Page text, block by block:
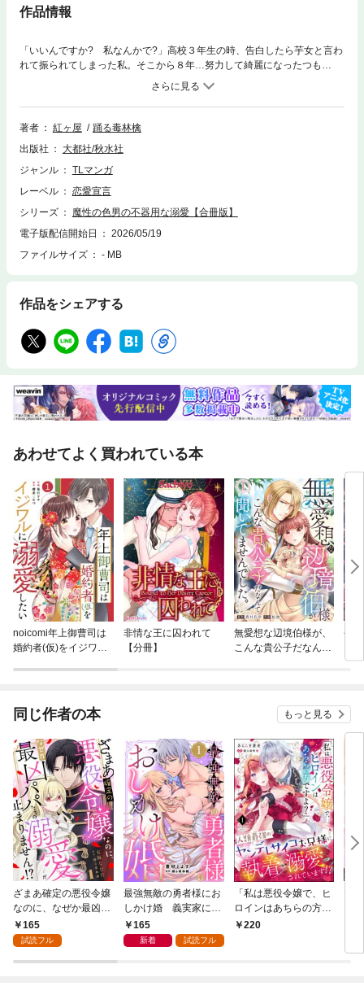
作品情報
「いいんですか? 私なんかで?」高校３年生の時、告白したら芋女と言わ
れて振られてしまった私。そこから８年…努力して綺麗になったつも
り…。実際、社内では皆にチヤホヤされているのだけど、出会いもなくて
処女のまま。このままではダメだと年始参りで処女を捨てられますように
と願った時に、たまたま隣にいたのが伊勢原さん。会社で魔性の顔を持つ
と言われる男だ。その場で飲みながら話してみたら、彼も童貞だというこ
ら…。いつの間にか私の家にいた。彼は私を脱がし、アソコの中に指を入
れてきた。さすが魔性の男…指も長くて綺麗、ツメの形まで美しい…。そ
から練習でと始めたのだけど、この人本当に童貞なの!? ※同タイトルの1～
3話を収録した合冊版です。重複購入にご注意ください。
著者 紅ヶ屋
踊る毒林檎
出版社
大都社/秋水社
ジャンル
TLマンガ
レーベル
恋愛宣言
シリーズ
魔性の色男の不器用な溺愛【合冊版】
電子版配信開始日
2026/05/19
ファイルサイズ
- MB
作品をシェアする
あわせてよく買われている本
noicomi年上御曹司は
婚約者(仮)をイジワル
非情な王に囚われて
【分冊】
無愛想な辺境伯様が、
こんな貴公子だなんて
今
こ
同じ作者の本 もっと見る
ざまあ確定の悪役令嬢
なのに、なぜか最凶パ
パたちの溺愛が止まり
ません！？ 1
165
試読フル
最強無敵の勇者様にお
しかけ婚 義実家に搾
取されて愛を知らない
彼に本当の愛を教えま
165
新着 試読フル
「私は悪役令嬢で、ヒ
ロインはあちらの方で
すよ？」人類最強のヤ
220